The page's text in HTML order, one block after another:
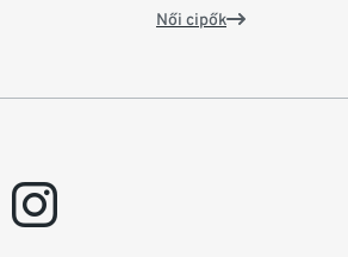
Női cipők
instagram